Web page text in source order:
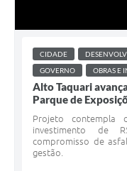
CIDADE
GOVERNO
OBRAS E
Alto Taquari
Parque de
Projeto contempla
investimento de
compromisso de
gestão.